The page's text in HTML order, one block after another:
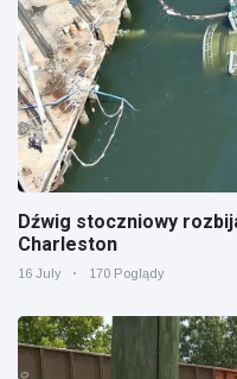
Dźwig stoczniowy
Charleston
16 July 170 Poglądy